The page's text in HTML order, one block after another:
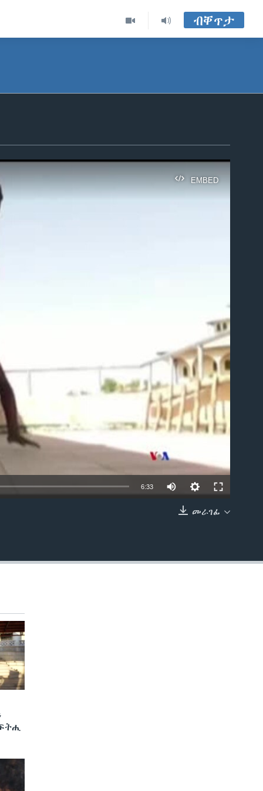
ብቐጥታ
EMBED
6:33
መራገፊ